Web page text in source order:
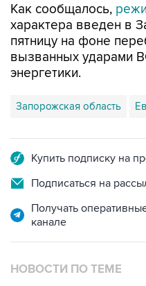
Как сообщалось,
характера введен в
пятницу на фоне
вызванных ударами
энергетики.
Запорожская область
Купить подписку на
Подписаться на
Получать
канале
НОВОСТИ ПО ТЕМЕ